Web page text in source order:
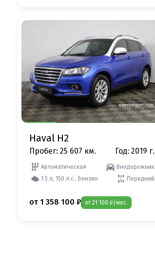
Haval H2
Пробег: 25 607 км. Год: 2019 г.
Автоматическая
Внедорожник
1.5 л, 150 л.с., Бензин
Передний
от 1 358 100 ₽ от 21 100 ₽/мес.